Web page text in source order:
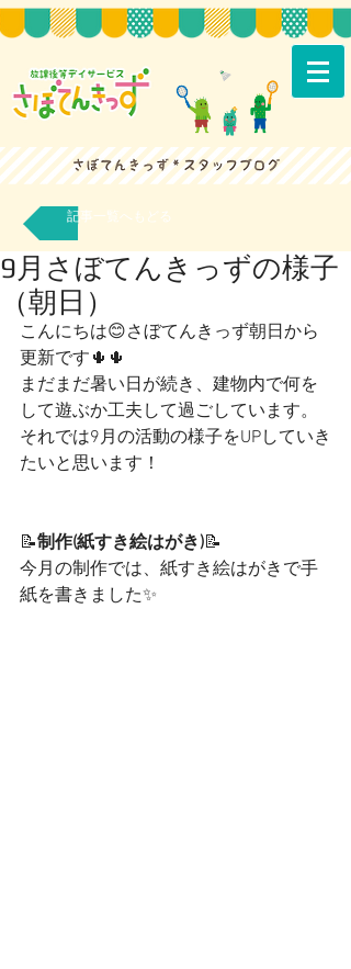
記事一覧へもどる
9月さぼてんきっずの様子
（朝日）
こんにちは😊さぼてんきっず朝日から
更新です🌵🌵
まだまだ暑い日が続き、建物内で何を
して遊ぶか工夫して過ごしています。
それでは9月の活動の様子をUPしていき
たいと思います！
📝制作(紙すき絵はがき)📝
今月の制作では、紙すき絵はがきで手
紙を書きました✨